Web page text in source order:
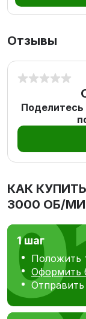
Отзывы
КАК КУПИТЬ
3000 ОБ/
1 шаг
Положить
Оформить